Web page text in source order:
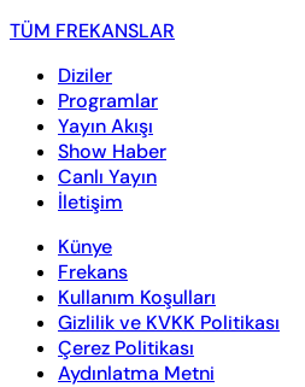
TÜM FREKANSLAR
Diziler
Programlar
Yayın Akışı
Show Haber
Canlı Yayın
İletişim
Künye
Frekans
Kullanım Koşulları
Gizlilik ve KVKK Politikası
Çerez Politikası
Aydınlatma Metni